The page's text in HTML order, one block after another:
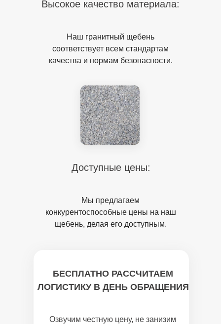
Высокое качество материала:
Наш гранитный щебень
соответствует всем стандартам
качества и нормам безопасности.
Доступные цены:
Мы предлагаем
конкурентоспособные цены на наш
щебень, делая его доступным.
БЕСПЛАТНО РАССЧИТАЕМ
ЛОГИСТИКУ В ДЕНЬ ОБРАЩЕНИЯ
Озвучим честную цену, не занизим